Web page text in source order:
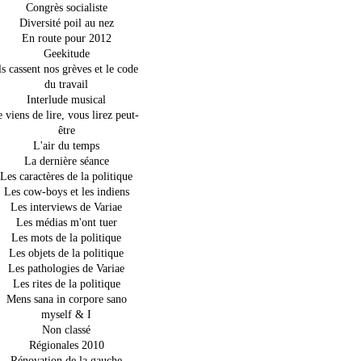
Congrès socialiste
Diversité poil au nez
En route pour 2012
Geekitude
cassent nos grèves et le code
du travail
Interlude musical
viens de lire, vous lirez peut-
être
L'air du temps
La dernière séance
Les caractères de la politique
Les cow-boys et les indiens
Les interviews de Variae
Les médias m'ont tuer
Les mots de la politique
Les objets de la politique
Les pathologies de Variae
Les rites de la politique
Mens sana in corpore sano
myself & I
Non classé
Régionales 2010